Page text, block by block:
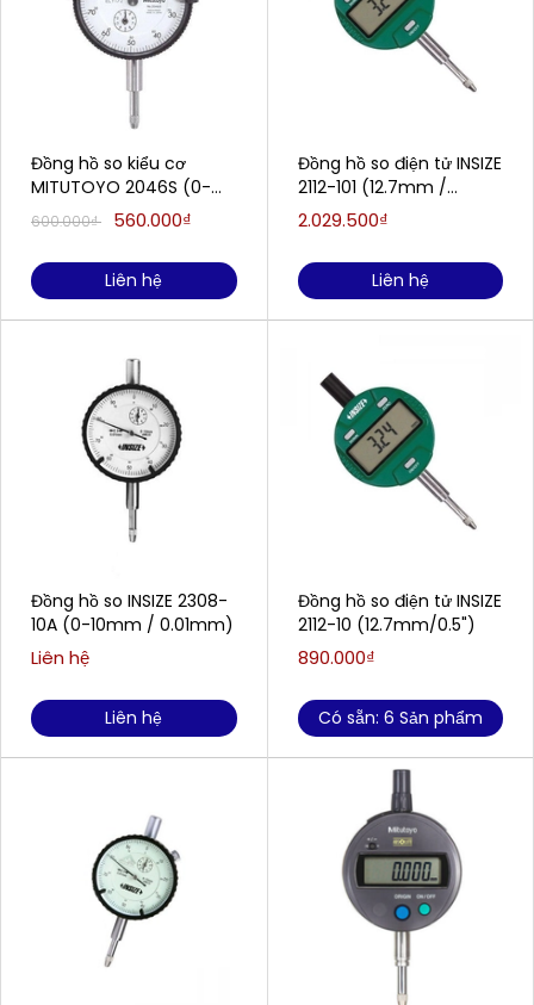
Đồng hồ so kiểu cơ
MITUTOYO 2046S (0-
10mm/0.01mm)
600.000₫ 560.000₫
Liên hệ
Đồng hồ so INSIZE 2308-
10A (0-10mm / 0.01mm)
Liên hệ
Liên hệ
Đồng hồ so điện tử INSIZE
2112-101 (12.7mm /
0.001mm)
2.029.500₫
Liên hệ
Đồng hồ so điện tử INSIZE
2112-10 (12.7mm/0.5")
890.000₫
Có sẵn: 6 Sản phẩm